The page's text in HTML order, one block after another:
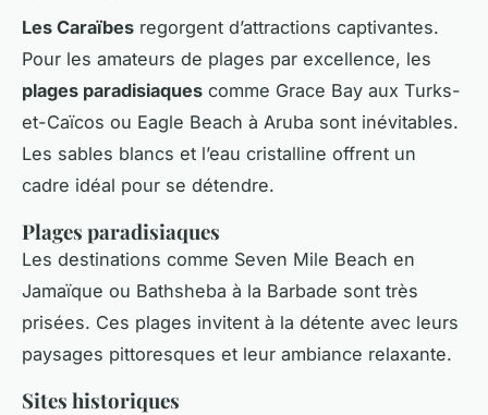
Les Caraïbes regorgent d’attractions captivantes.
Pour les amateurs de plages par excellence, les
plages paradisiaques comme Grace Bay aux Turks-
et-Caïcos ou Eagle Beach à Aruba sont inévitables.
Les sables blancs et l’eau cristalline offrent un
cadre idéal pour se détendre.
Plages paradisiaques
Les destinations comme Seven Mile Beach en
Jamaïque ou Bathsheba à la Barbade sont très
prisées. Ces plages invitent à la détente avec leurs
paysages pittoresques et leur ambiance relaxante.
Sites historiques